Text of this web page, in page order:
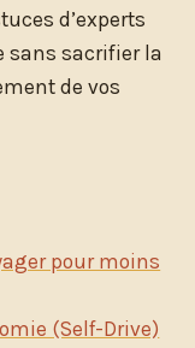
d’experts
sans sacrifier la
de vos
pour moins
(Self-Drive)